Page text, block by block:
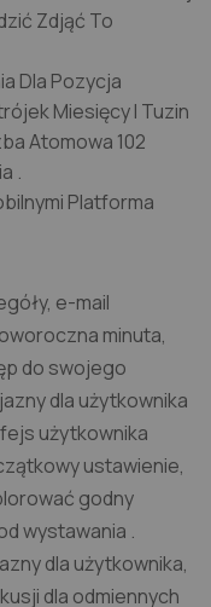
Zdjąć To
Dla Pozycja
Miesięcy I Tuzin
Atomowa 102
.
Platforma
e-mail
minuta,
do swojego
dla użytkownika
użytkownika
ustawienie,
godny
wystawania .
dla użytkownika,
dla odmiennych